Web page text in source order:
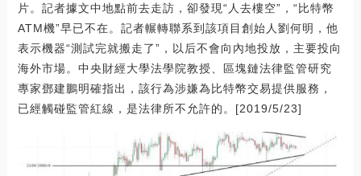
片。記者據文中地點前去走訪，卻發現“人去樓空”，“比特幣
ATM機”早已不在。記者輾轉聯系到該項目創始人劉何明，他
表示機器“測試完就搬走了”，以后不會向內地投放，主要投向
海外市場。中央財經大學法學院教授、區塊鏈法律監管研究
專家鄧建鵬明確指出，該行為涉嫌為比特幣交易提供服務，
已經觸碰監管紅線，是法律所不允許的。[2019/5/23]